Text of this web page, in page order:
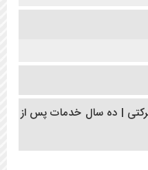
شرکتی | ده سال خدمات پس از